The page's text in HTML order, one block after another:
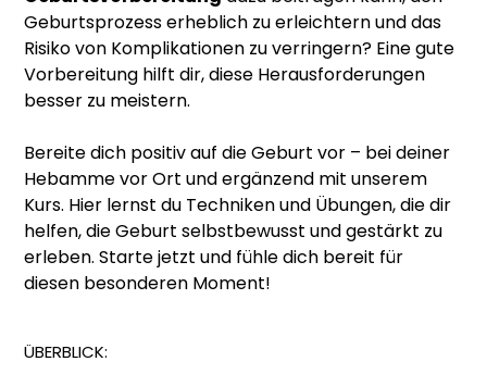
Geburtsprozess erheblich zu erleichtern und das
Risiko von Komplikationen zu verringern? Eine gute
Vorbereitung hilft dir, diese Herausforderungen
besser zu meistern.
Bereite dich positiv auf die Geburt vor – bei deiner
Hebamme vor Ort und ergänzend mit unserem
Kurs. Hier lernst du Techniken und Übungen, die dir
helfen, die Geburt selbstbewusst und gestärkt zu
erleben. Starte jetzt und fühle dich bereit für
diesen besonderen Moment!
ÜBERBLICK: